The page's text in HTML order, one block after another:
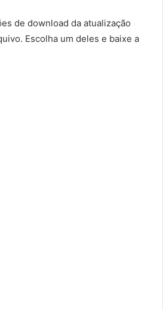
de download da atualização
Escolha um deles e baixe a